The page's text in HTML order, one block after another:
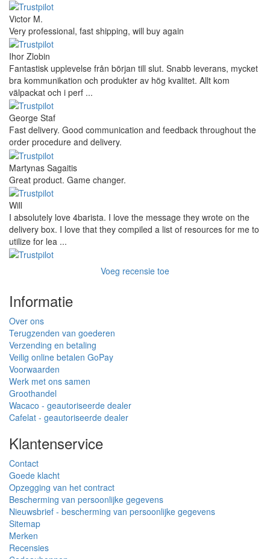
Victor M.
Very professional, fast shipping, will buy again
Ihor Zlobin
Fantastisk upplevelse från början till slut. Snabb leverans, mycket
bra kommunikation och produkter av hög kvalitet. Allt kom
välpackat och i perf ...
George Staf
Fast delivery. Good communication and feedback throughout the
order procedure and delivery.
Martynas Sagaitis
Great product. Game changer.
Will
I absolutely love 4barista. I love the message they wrote on the
delivery box. I love that they compiled a list of resources for me to
utilize for lea ...
Voeg recensie toe
Informatie
Over ons
Terugzenden van goederen
Verzending en betaling
Veilig online betalen GoPay
Voorwaarden
Werk met ons samen
Groothandel
Wacaco - geautoriseerde dealer
Cafelat - geautoriseerde dealer
Klantenservice
Contact
Goede klacht
Opzegging van het contract
Bescherming van persoonlijke gegevens
Nieuwsbrief - bescherming van persoonlijke gegevens
Sitemap
Merken
Recensies